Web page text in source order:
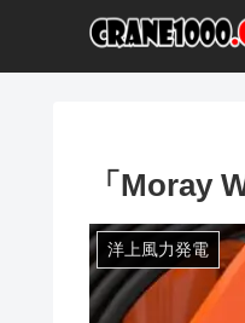
「Moray
洋上風力発電